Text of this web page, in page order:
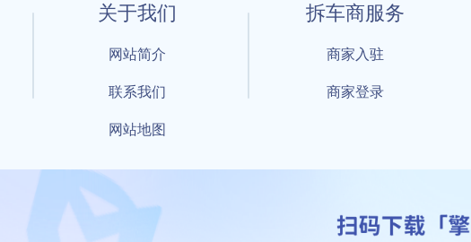
关于我们
网站简介
联系我们
网站地图
拆车商服务
商家入驻
商家登录
© 2021 By 擎天拆车-买卖拆车件，擎天拆车好省快 All Rights Reserved
工信部备案号：鲁ICP备18021004号-17 公安部备案号： 鲁公网安备